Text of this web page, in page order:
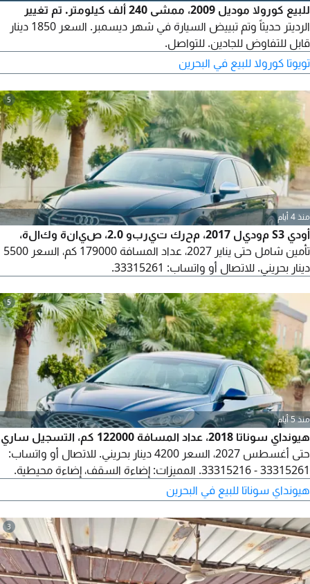
للبيع كورولا موديل 2009، ممشى 240 ألف كيلومتر. تم تغيير
الرديتر حديثاً وتم تبييض السيارة في شهر ديسمبر. السعر 1850 دينار
قابل للتفاوض للجادين. للتواصل.
تويوتا كورولا للبيع في البحرين
5
منذ 4 أيام
أودي S3 موديل 2017، محرك تيربو 2.0، صيانة وكالة،
تأمين شامل حتى يناير 2027، عداد المسافة 179000 كم، السعر 5500
دينار بحريني. للاتصال أو واتساب: 33315261.
5
منذ 5 أيام
هيونداي سوناتا 2018، عداد المسافة 122000 كم، التسجيل ساري
حتى أغسطس 2027، السعر 4200 دينار بحريني. للاتصال أو واتساب:
33315261 - 33315216. المميزات: إضاءة السقف، إضاءة محيطية.
هيونداي سوناتا للبيع في البحرين
3